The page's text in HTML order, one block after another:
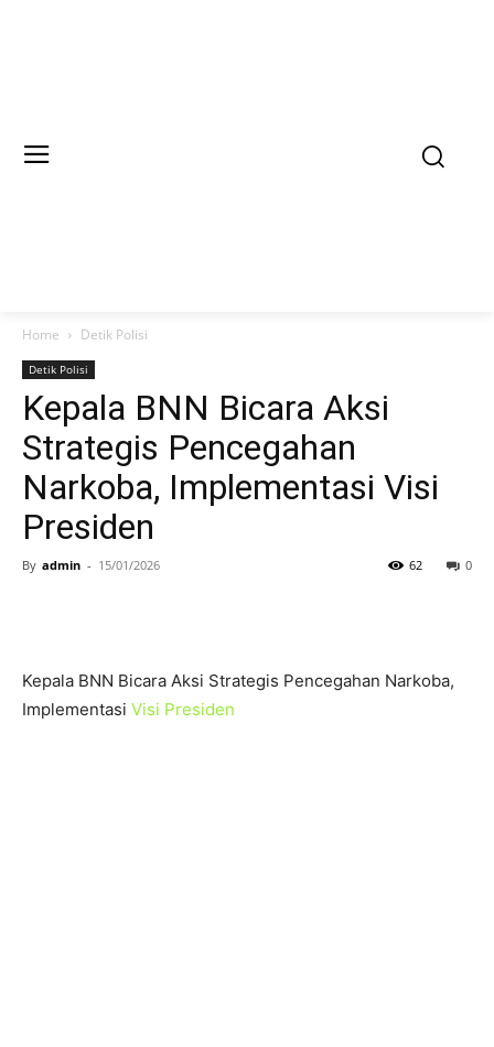
Home Detik Polisi
Detik Polisi
Kepala BNN Bicara Aksi
Strategis Pencegahan
Narkoba, Implementasi Visi
Presiden
By admin - 15/01/2026 0
62
Kepala BNN Bicara Aksi Strategis Pencegahan Narkoba,
Implementasi Visi Presiden